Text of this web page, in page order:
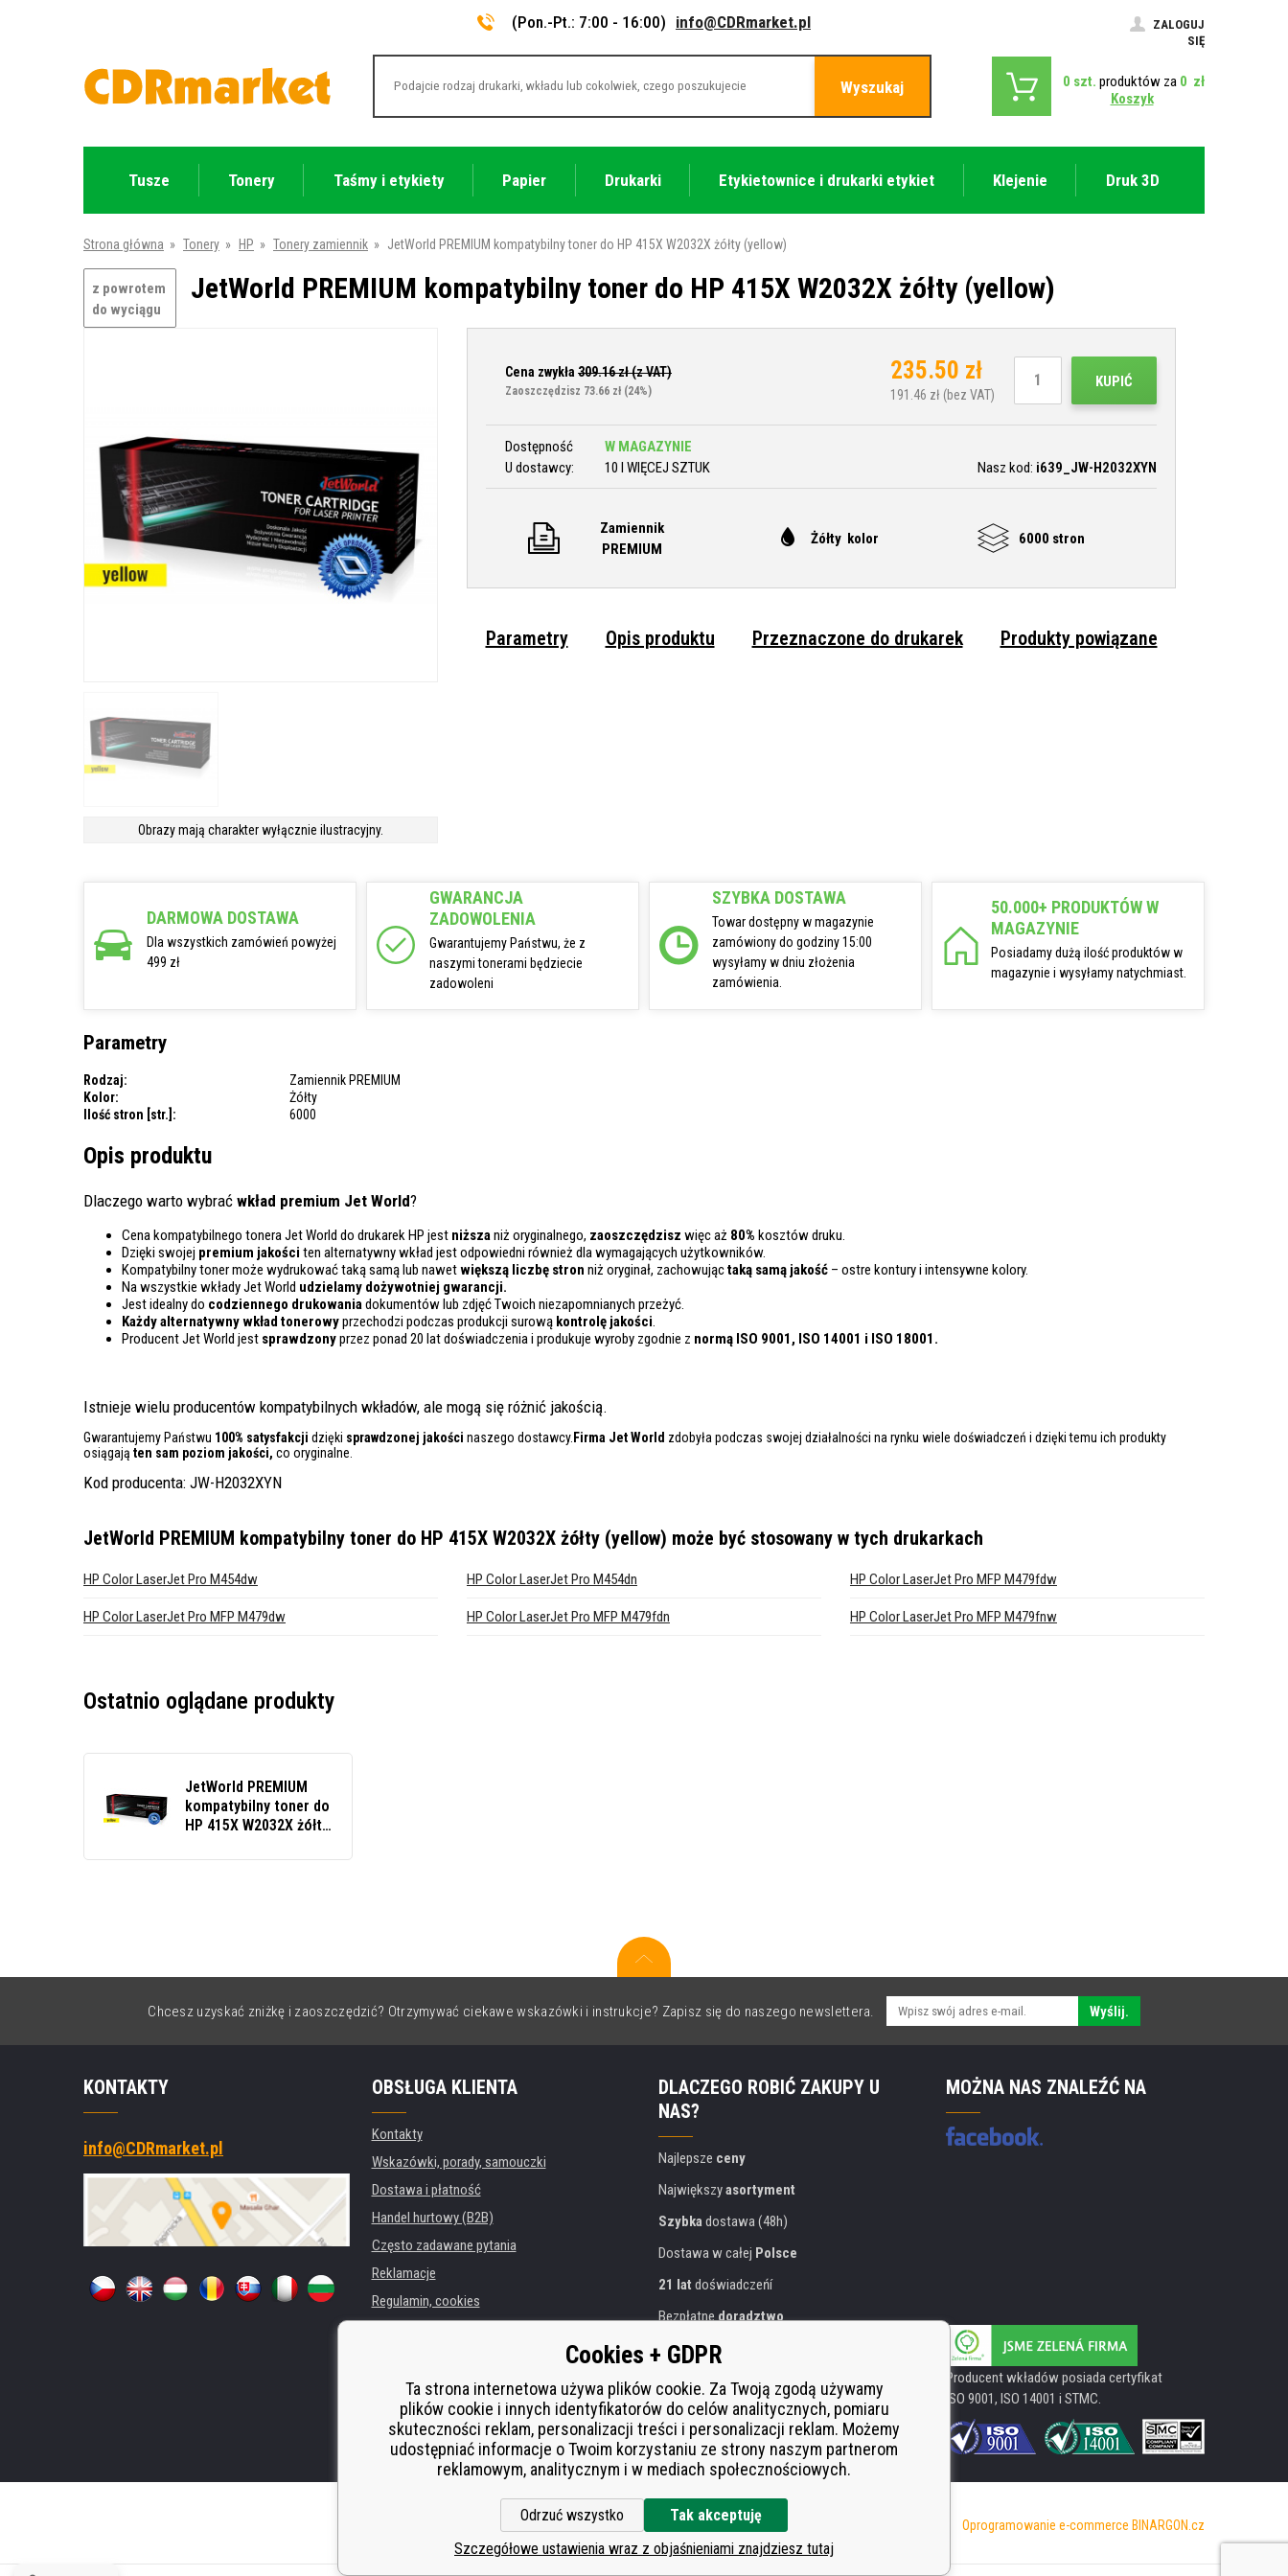
(Pon.-Pt.: 7:00 - 16:00) info@CDRmarket.pl
ZALOGUJ
SIĘ
Wyszukaj 0 szt. produktów za 0 zł
Koszyk
Tusze Tonery Taśmy i etykiety Papier Drukarki Etykietownice i drukarki etykiet Klejenie Druk 3D
Strona główna » Tonery » HP » Tonery zamiennik » JetWorld PREMIUM kompatybilny toner do HP 415X W2032X żółty (yellow)
z powrotem
do wyciągu
JetWorld PREMIUM kompatybilny toner do HP 415X W2032X żółty (yellow)
Obrazy mają charakter wyłącznie ilustracyjny.
Cena zwykła 309.16zł (z VAT)
Zaoszczędzisz 73.66 zł (24%)
235.50 zł
191.46 zł (bez VAT)
KUPIĆ
Dostępność
W MAGAZYNIE
U dostawcy:
10 I WIĘCEJ SZTUK Nasz kod: i639_JW-H2032XYN
Zamiennik
PREMIUM
Żółty kolor 6000 stron
Parametry Opis produktu Przeznaczone do drukarek Produkty powiązane
DARMOWA DOSTAWA
Dla wszystkich zamówień powyżej
499 zł
GWARANCJA
ZADOWOLENIA
Gwarantujemy Państwu, że z
naszymi tonerami będziecie
zadowoleni
SZYBKA DOSTAWA
Towar dostępny w magazynie
zamówiony do godziny 15:00
wysyłamy w dniu złożenia
zamówienia.
50.000+ PRODUKTÓW W
MAGAZYNIE
Posiadamy dużą ilość produktów w
magazynie i wysyłamy natychmiast.
Parametry
Rodzaj:
Zamiennik PREMIUM
Kolor:
Żółty
Ilość stron [str.]:
6000
Opis produktu
Dlaczego warto wybrać wkład premium Jet World?
Cena kompatybilnego tonera Jet World do drukarek HP jest niższaniż oryginalnego, zaoszczędzisz więc aż 80% kosztów druku.
Dzięki swojej premium jakości ten alternatywny wkład jest odpowiedni również dla wymagających użytkowników.
Kompatybilny toner może wydrukować taką samą lub nawetwiększą liczbę stron niż oryginał, zachowująctaką samą jakość – ostre kontury i intensywne kolory.
Na wszystkie wkłady Jet World udzielamy dożywotniej gwarancji.
Jest idealny do codziennego drukowaniadokumentów lub zdjęć Twoich niezapomnianych przeżyć.
Każdy alternatywny wkład tonerowyprzechodzi podczas produkcji surową kontrolę jakości.
Producent Jet World jest sprawdzonyprzez ponad 20 lat doświadczenia i produkuje wyroby zgodnie z normą ISO 9001, ISO 14001 i ISO 18001.
Istnieje wielu producentów kompatybilnych wkładów, ale mogą się różnić jakością.
Gwarantujemy Państwu 100% satysfakcji dzięki sprawdzonej jakości naszego dostawcy. Firma Jet World zdobyła podczas swojej działalności na rynku wiele doświadczeń i dzięki temu ich produkty
osiągają ten sam poziom jakości, co oryginalne.
Kod producenta: JW-H2032XYN
JetWorld PREMIUM kompatybilny toner do HP 415X W2032X żółty (yellow) może być stosowany w tych drukarkach
HP Color LaserJet Pro M454dw HP Color LaserJet Pro M454dn HP Color LaserJet Pro MFP M479fdw
HP Color LaserJet Pro MFP M479dw HP Color LaserJet Pro MFP M479fdn HP Color LaserJet Pro MFP M479fnw
Ostatnio oglądane produkty
JetWorld PREMIUM
kompatybilny toner do
HP 415X W2032X żółty
Chcesz uzyskać zniżkę i zaoszczędzić? Otrzymywać ciekawe wskazówki i instrukcje? Zapisz się do naszego newslettera. Wyślij.
KONTAKTY
info@CDRmarket.pl
OBSŁUGA KLIENTA
Kontakty
Wskazówki, porady, samouczki
Dostawa i płatność
Handel hurtowy (B2B)
Często zadawane pytania
Reklamacje
Regulamin, cookies
Wynajem drukarek
Wydajność zastępcza
Odstoupení od smlouvy
DLACZEGO ROBIĆ ZAKUPY U
NAS?
Najlepsze ceny
Największyasortyment
Szybkadostawa (48h)
Dostawa w całej Polsce
21 lat doświadczeńí
Bezpłatnedoradztwo
Przyjazne podejście
Złoty certyfikat
Heureka
Bezpiecznepłatności online
MOŻNA NAS ZNALEŹĆ NA
Producent wkładów posiada certyfikat
ISO 9001, ISO 14001 i STMC.
Oprogramowanie e-commerce BINARGON.cz
Cookies + GDPR
Ta strona internetowa używa plików cookie. Za Twoją zgodą używamy
plików cookie i innych identyfikatorów do celów analitycznych, pomiaru
skuteczności reklam, personalizacji treści i personalizacji reklam. Możemy
udostępniać informacje o Twoim korzystaniu ze strony naszym partnerom
reklamowym, analitycznym i w mediach społecznościowych.
Odrzuć wszystko
Tak akceptuję
Szczegółowe ustawienia wraz z objaśnieniami znajdziesz tutaj